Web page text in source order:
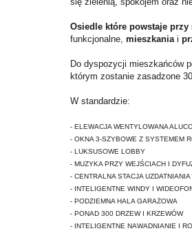
Osiedle które powstaje
funkcjonalne, mieszkaniai
Do dyspozycji mieszkańców
którym zostanie zasadzone
W standardzie:
- ELEWACJA WENTYLOWANA
- OKNA 3-SZYBOWE Z SYSTEMEM
- LUKSUSOWE LOBBY
- MUZYKA PRZY WEJŚCIACH I
- CENTRALNA STACJA UZDATNIANIA
- INTELIGENTNE WINDY I
- PODZIEMNA HALA GARAŻOWA
- PONAD 300 DRZEW I KRZEWÓW
- INTELIGENTNE NAWADNIANIE I